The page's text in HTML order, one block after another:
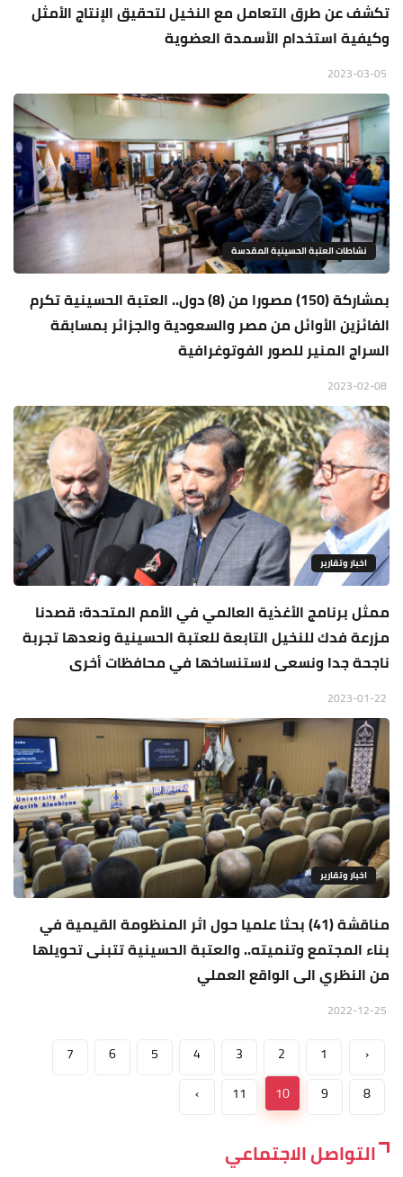
تكشف عن طرق التعامل مع النخيل لتحقيق الإنتاج الأمثل
وكيفية استخدام الأسمدة العضوية
نشاطات العتبة الحسينية المقدسة
بمشاركة (150) مصورا من (8) دول.. العتبة الحسينية تكرم
الفائزين الأوائل من مصر والسعودية والجزائر بمسابقة
السراج المنير للصور الفوتوغرافية
اخبار وتقارير
ممثل برنامج الأغذية العالمي في الأمم المتحدة: قصدنا
مزرعة فدك للنخيل التابعة للعتبة الحسينية ونعدها تجربة
ناجحة جدا ونسعى لاستنساخها في محافظات أخرى
اخبار وتقارير
مناقشة (41) بحثا علميا حول اثر المنظومة القيمية في
بناء المجتمع وتنميته.. والعتبة الحسينية تتبنى تحويلها
من النظري الى الواقع العملي
‹
1
2
3
4
5
6
7
8
9
10
11
›
التواصل الاجتماعي